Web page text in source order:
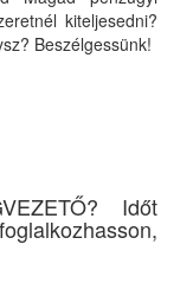
kiteljesedni?
Beszélgessünk!
Időt